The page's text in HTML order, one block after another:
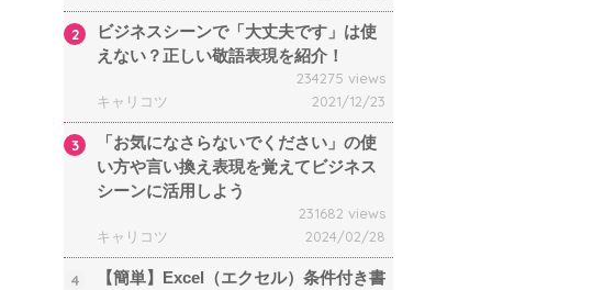
2
ビジネスシーンで「大丈夫です」は使
えない？正しい敬語表現を紹介！
234275 views
キャリコツ
2021/12/23
3
「お気になさらないでください」の使
い方や言い換え表現を覚えてビジネス
シーンに活用しよう
231682 views
キャリコツ
2024/02/28
4
【簡単】Excel（エクセル）条件付き書